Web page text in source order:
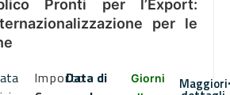
Pronti per l’Export:
per le
ImportoData di
Giorni
Maggiori